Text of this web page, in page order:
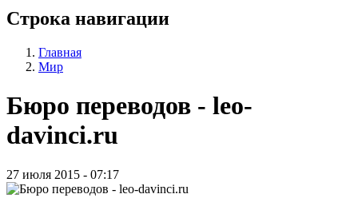
Строка навигации
Главная
Мир
Бюро переводов - leo-
davinci.ru
27 июля 2015 - 07:17